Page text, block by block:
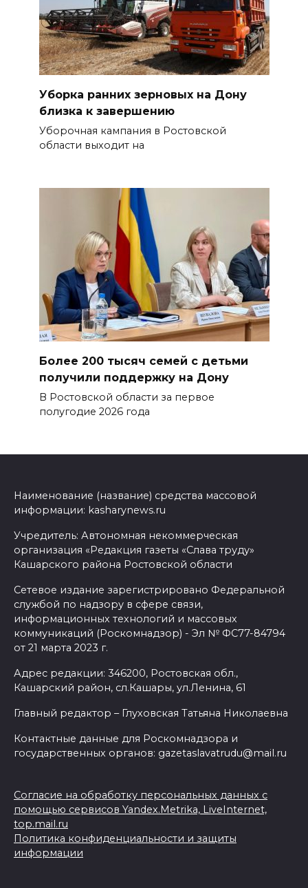
Уборка ранних зерновых на Дону
близка к завершению
Уборочная кампания в Ростовской
области выходит на
Более 200 тысяч семей с детьми
получили поддержку на Дону
В Ростовской области за первое
полугодие 2026 года
Наименование (название) средства массовой
информации: kasharynews.ru
Учредитель: Автономная некоммерческая
организация «Редакция газеты «Слава труду»
Кашарского района Ростовской области
Сетевое издание зарегистрировано Федеральной
службой по надзору в сфере связи,
информационных технологий и массовых
коммуникаций (Роскомнадзор) - Эл № ФС77-84794
от 21 марта 2023 г.
Адрес редакции: 346200, Ростовская обл.,
Кашарский район, сл.Кашары, ул.Ленина, 61
Главный редактор – Глуховская Татьяна Николаевна
Контактные данные для Роскомнадзора и
государственных органов: gazetaslavatrudu@mail.ru
Согласие на обработку персональных данных с
помощью сервисов Yandex.Metrika, LiveInternet,
top.mail.ru
Политика конфиденциальности и защиты
информации